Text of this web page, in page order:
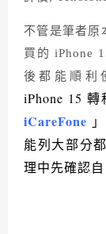
不管是筆者原
買的 iPhone
後都能順利
iPhone 15
iCareFone
能列大部分
理中先確認